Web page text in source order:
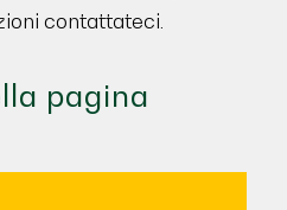
contattateci.
pagina